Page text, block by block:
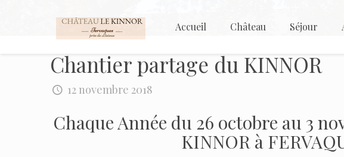
Accueil Château Séjour
Chantier partage du KINNOR
12 novembre 2018
Chaque Année du 26 octobre au 3
KINNOR à